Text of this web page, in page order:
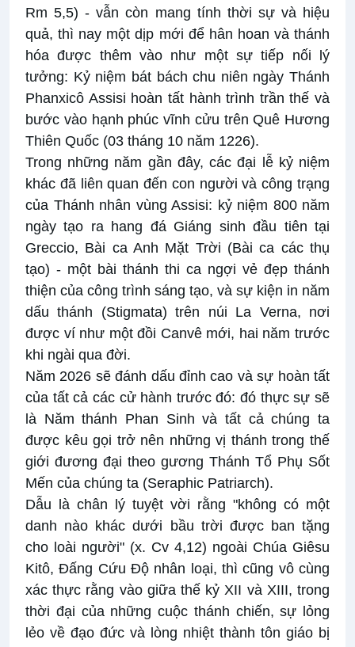
Rm 5,5) - vẫn còn mang tính thời sự và hiệu
quả, thì nay một dịp mới để hân hoan và thánh
hóa được thêm vào như một sự tiếp nối lý
tưởng: Kỷ niệm bát bách chu niên ngày Thánh
Phanxicô Assisi hoàn tất hành trình trần thế và
bước vào hạnh phúc vĩnh cửu trên Quê Hương
Thiên Quốc (03 tháng 10 năm 1226).
Trong những năm gần đây, các đại lễ kỷ niệm
khác đã liên quan đến con người và công trạng
của Thánh nhân vùng Assisi: kỷ niệm 800 năm
ngày tạo ra hang đá Giáng sinh đầu tiên tại
Greccio, Bài ca Anh Mặt Trời (Bài ca các thụ
tạo) - một bài thánh thi ca ngợi vẻ đẹp thánh
thiện của công trình sáng tạo, và sự kiện in năm
dấu thánh (Stigmata) trên núi La Verna, nơi
được ví như một đồi Canvê mới, hai năm trước
khi ngài qua đời.
Năm 2026 sẽ đánh dấu đỉnh cao và sự hoàn tất
của tất cả các cử hành trước đó: đó thực sự sẽ
là Năm thánh Phan Sinh và tất cả chúng ta
được kêu gọi trở nên những vị thánh trong thế
giới đương đại theo gương Thánh Tổ Phụ Sốt
Mến của chúng ta (Seraphic Patriarch).
Dẫu là chân lý tuyệt vời rằng "không có một
danh nào khác dưới bầu trời được ban tặng
cho loài người" (x. Cv 4,12) ngoài Chúa Giêsu
Kitô, Đấng Cứu Độ nhân loại, thì cũng vô cùng
xác thực rằng vào giữa thế kỷ XII và XIII, trong
thời đại của những cuộc thánh chiến, sự lỏng
lẻo về đạo đức và lòng nhiệt thành tôn giáo bị